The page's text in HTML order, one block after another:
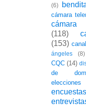
(6)
cámara
(118)
(153)
ángeles
(8)
CQC (14)
de
elecciones
encuestas